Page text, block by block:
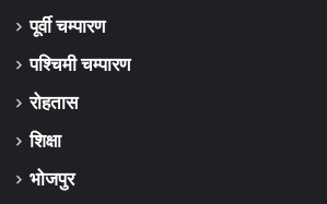
पूर्वी चम्पारण
पश्चिमी चम्पारण
रोहतास
शिक्षा
भोजपुर